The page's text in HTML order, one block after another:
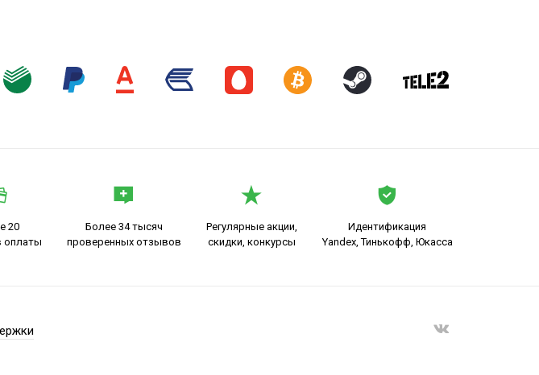
20
оплаты
Более 34 тысяч
проверенных отзывов
Регулярные акции,
скидки, конкурсы
Идентификация
Yandex, Тинькофф, Юкасса